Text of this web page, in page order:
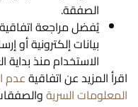
الصفقة.
يُفضل مراجعة
بيانات إلكترونية أو
الاستخدام منذ بداية
اقرأ المزيد عن اتفاقيةعدم
المعلومات السرية